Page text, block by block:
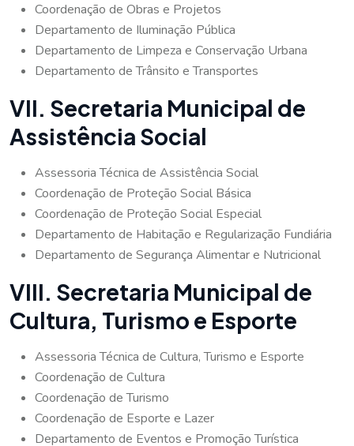
Coordenação de Obras e Projetos
Departamento de Iluminação Pública
Departamento de Limpeza e Conservação Urbana
Departamento de Trânsito e Transportes
VII. Secretaria Municipal de
Assistência Social
Assessoria Técnica de Assistência Social
Coordenação de Proteção Social Básica
Coordenação de Proteção Social Especial
Departamento de Habitação e Regularização Fundiária
Departamento de Segurança Alimentar e Nutricional
VIII. Secretaria Municipal de
Cultura, Turismo e Esporte
Assessoria Técnica de Cultura, Turismo e Esporte
Coordenação de Cultura
Coordenação de Turismo
Coordenação de Esporte e Lazer
Departamento de Eventos e Promoção Turística